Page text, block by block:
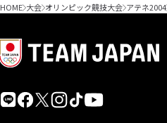
HOME 大会 オリンピック競技大会 アテネ2004